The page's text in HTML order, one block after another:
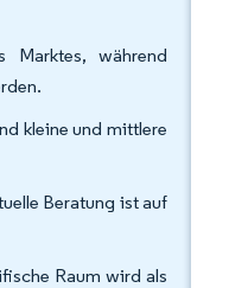
Marktes, während
kleine und mittlere
Beratung ist auf
Raum wird als